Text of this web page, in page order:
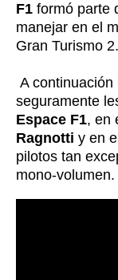
F1 formó parte
manejar en el
Gran Turismo 2.
A
seguramente
Espace F1, en
Ragnotti y en
pilotos tan
mono-volumen.